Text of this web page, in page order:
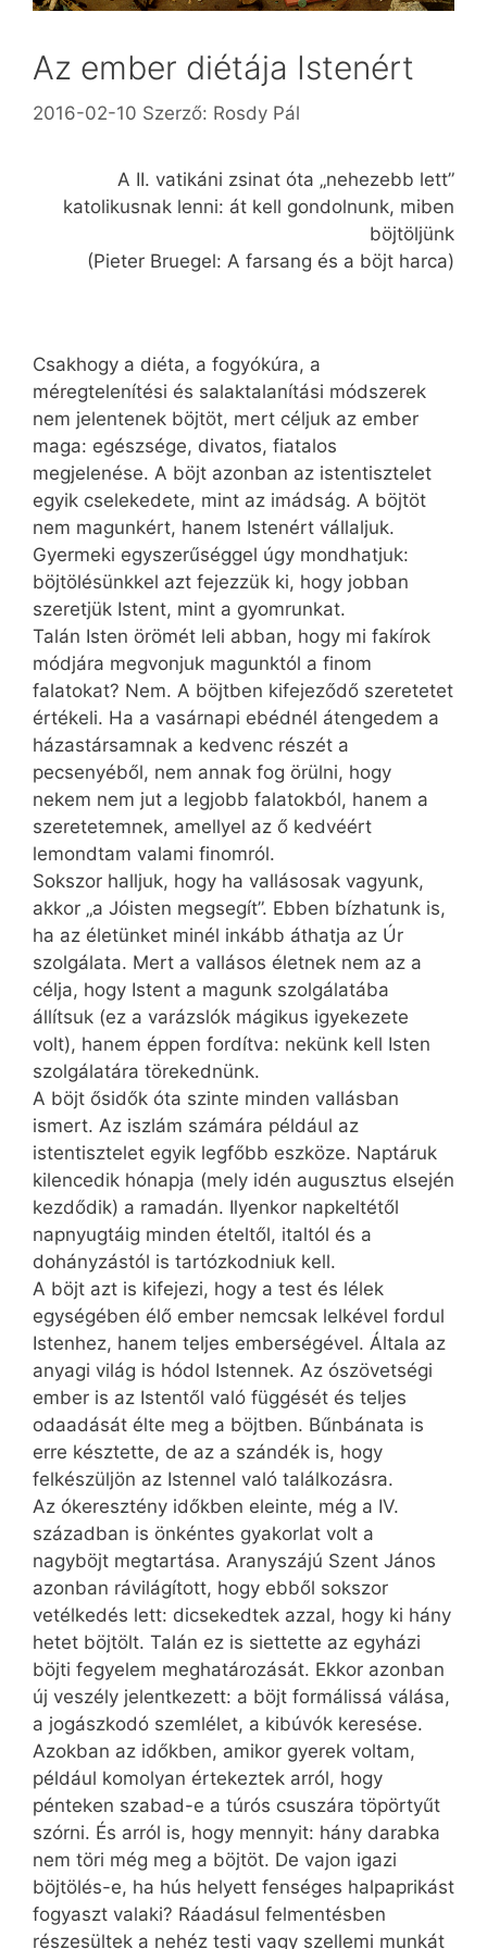
Az ember diétája Istenért
2016-02-10 Szerző: Rosdy Pál
A II. vatikáni zsinat óta „nehezebb lett”
katolikusnak lenni: át kell gondolnunk, miben
böjtöljünk
(Pieter Bruegel: A farsang és a böjt harca)
Csakhogy a diéta, a fogyókúra, a
méregtelenítési és salaktalanítási módszerek
nem jelentenek böjtöt, mert céljuk az ember
maga: egészsége, divatos, fiatalos
megjelenése. A böjt azonban az istentisztelet
egyik cselekedete, mint az imádság. A böjtöt
nem magunkért, hanem Istenért vállaljuk.
Gyermeki egyszerűséggel úgy mondhatjuk:
böjtölésünkkel azt fejezzük ki, hogy jobban
szeretjük Istent, mint a gyomrunkat.
Talán Isten örömét leli abban, hogy mi fakírok
módjára megvonjuk magunktól a finom
falatokat? Nem. A böjtben kifejeződő szeretetet
értékeli. Ha a vasárnapi ebédnél átengedem a
házastársamnak a kedvenc részét a
pecsenyéből, nem annak fog örülni, hogy
nekem nem jut a legjobb falatokból, hanem a
szeretetemnek, amellyel az ő kedvéért
lemondtam valami finomról.
Sokszor halljuk, hogy ha vallásosak vagyunk,
akkor „a Jóisten megsegít”. Ebben bízhatunk is,
ha az életünket minél inkább áthatja az Úr
szolgálata. Mert a vallásos életnek nem az a
célja, hogy Istent a magunk szolgálatába
állítsuk (ez a varázslók mágikus igyekezete
volt), hanem éppen fordítva: nekünk kell Isten
szolgálatára törekednünk.
A böjt ősidők óta szinte minden vallásban
ismert. Az iszlám számára például az
istentisztelet egyik legfőbb eszköze. Naptáruk
kilencedik hónapja (mely idén augusztus elsején
kezdődik) a ramadán. Ilyenkor napkeltétől
napnyugtáig minden ételtől, italtól és a
dohányzástól is tartózkodniuk kell.
A böjt azt is kifejezi, hogy a test és lélek
egységében élő ember nemcsak lelkével fordul
Istenhez, hanem teljes emberségével. Általa az
anyagi világ is hódol Istennek. Az ószövetségi
ember is az Istentől való függését és teljes
odaadását élte meg a böjtben. Bűnbánata is
erre késztette, de az a szándék is, hogy
felkészüljön az Istennel való találkozásra.
Az ókeresztény időkben eleinte, még a IV.
században is önkéntes gyakorlat volt a
nagyböjt megtartása. Aranyszájú Szent János
azonban rávilágított, hogy ebből sokszor
vetélkedés lett: dicsekedtek azzal, hogy ki hány
hetet böjtölt. Talán ez is siettette az egyházi
böjti fegyelem meghatározását. Ekkor azonban
új veszély jelentkezett: a böjt formálissá válása,
a jogászkodó szemlélet, a kibúvók keresése.
Azokban az időkben, amikor gyerek voltam,
például komolyan értekeztek arról, hogy
pénteken szabad-e a túrós csuszára töpörtyűt
szórni. És arról is, hogy mennyit: hány darabka
nem töri még meg a böjtöt. De vajon igazi
böjtölés-e, ha hús helyett fenséges halpaprikást
fogyaszt valaki? Ráadásul felmentésben
részesültek a nehéz testi vagy szellemi munkát